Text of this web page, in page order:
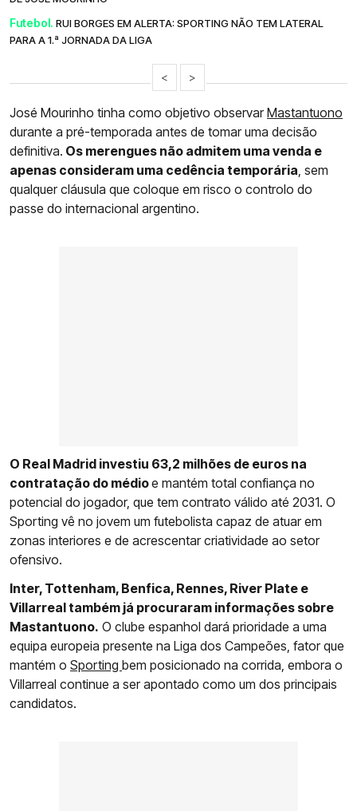
Futebol. RUI BORGES EM ALERTA: SPORTING NÃO TEM LATERAL
PARA A 1.ª JORNADA DA LIGA
< >
José Mourinho tinha como objetivo observarMastantuono
durante a pré-temporada antes de tomar uma decisão
definitiva. Os merengues não admitem uma venda e
apenas consideram uma cedência temporária , sem
qualquer cláusula que coloque em risco o controlo do
passe do internacional argentino.
O Real Madrid investiu 63,2 milhões de euros na
contratação do médioe mantém total confiança no
potencial do jogador, que tem contrato válido até 2031. O
Sporting vê no jovem um futebolista capaz de atuar em
zonas interiores e de acrescentar criatividade ao setor
ofensivo.
Inter, Tottenham, Benfica, Rennes, River Plate e
Villarreal também já procuraram informações sobre
Mastantuono. O clube espanhol dará prioridade a uma
equipa europeia presente na Liga dos Campeões, fator que
mantém o Sporting bem posicionado na corrida, embora o
Villarreal continue a ser apontado como um dos principais
candidatos.